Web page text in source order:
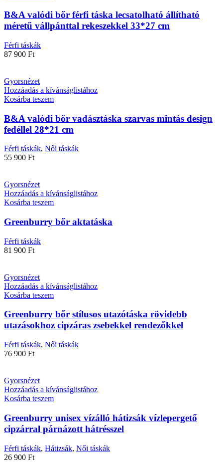
B&A valódi bőr férfi táska lecsatolható állítható
méretű vállpánttal rekeszekkel 33*27 cm
Férfi táskák
87 900 Ft
Gyorsnézet
Hozzáadás a kívánságlistához
Kosárba teszem
B&A valódi bőr vadásztáska szarvas mintás design
fedéllel 28*21 cm
Férfi táskák, Női táskák
55 900 Ft
Gyorsnézet
Hozzáadás a kívánságlistához
Kosárba teszem
Greenburry bőr aktatáska
Férfi táskák
81 900 Ft
Gyorsnézet
Hozzáadás a kívánságlistához
Kosárba teszem
Greenburry bőr stílusos utazótáska rövidebb
utazásokhoz cipzáras zsebekkel rendezőkkel
Férfi táskák, Női táskák
76 900 Ft
Gyorsnézet
Hozzáadás a kívánságlistához
Kosárba teszem
Greenburry unisex vízálló hátizsák vízlepergető
cipzárral párnázott hátrésszel
Férfi táskák, Hátizsák, Női táskák
26 900 Ft